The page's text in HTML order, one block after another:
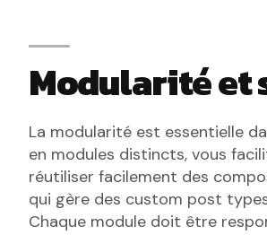
Modularité et
La modularité est essentielle
en modules distincts, vous
réutiliser facilement des
qui gère des custom post
Chaque module doit être